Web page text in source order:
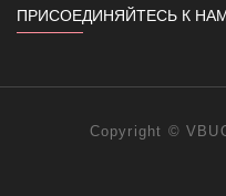
ПРИСОЕДИНЯЙТЕСЬ К
Copyright ©